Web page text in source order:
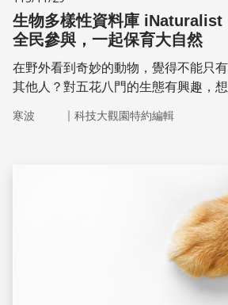
生物多樣性資料庫
全民參與，一起保育大自然
在野外看到奇妙的動物，覺得不能只
其他人？對五花八門的生態有興趣，
「iNaturalist」（愛自然）也集結公民
寒波 ｜ 科技大觀園特約編輯